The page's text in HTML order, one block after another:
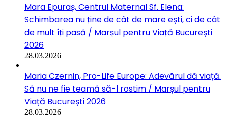
Mara Epuraș, Centrul Maternal Sf. Elena:
Schimbarea nu ține de cât de mare ești, ci de cât
de mult îți pasă / Marșul pentru Viață București
2026
28.03.2026
Maria Czernin, Pro-Life Europe: Adevărul dă viață.
Să nu ne fie teamă să-l rostim / Marșul pentru
Viață București 2026
28.03.2026